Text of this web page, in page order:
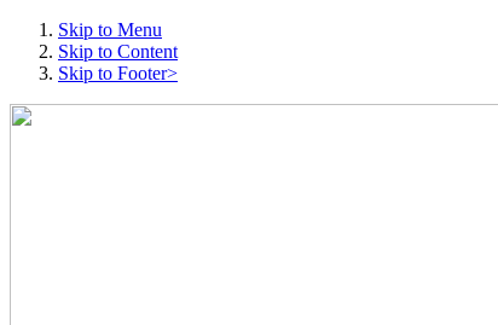
Skip to Menu
Skip to Content
Skip to Footer>